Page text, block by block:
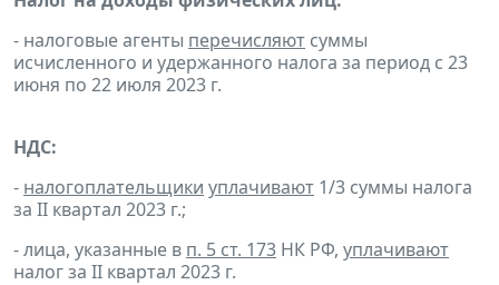
- налоговые агенты перечисляют суммы
исчисленного и удержанного налога за период с 23
июня по 22 июля 2023 г.
НДС:
- налогоплательщики уплачивают 1/3 суммы налога
за II квартал 2023 г.;
- лица, указанные в п. 5 ст. 173 НК РФ, уплачивают
налог за II квартал 2023 г.